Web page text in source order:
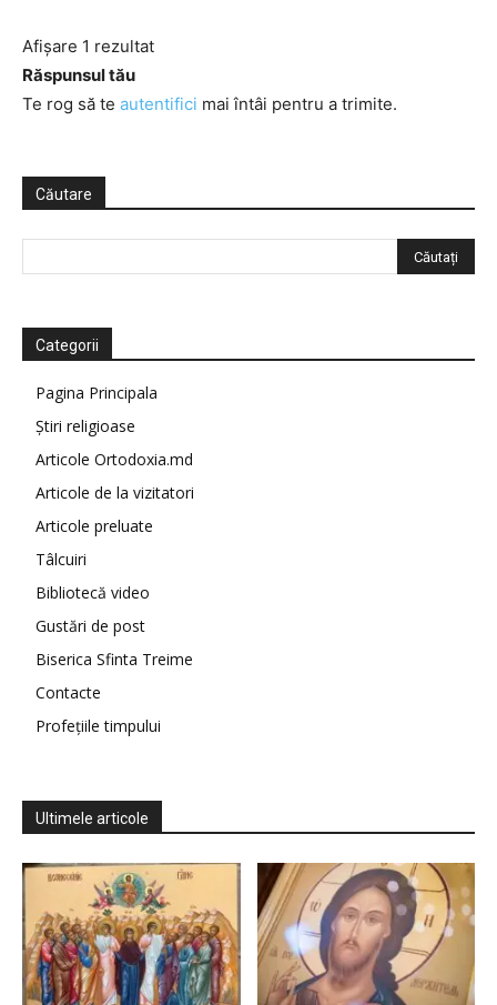
Afișare 1 rezultat
Răspunsul tău
Te rog să te autentifici mai întâi pentru a trimite.
Căutare
Categorii
Pagina Principala
Știri religioase
Articole Ortodoxia.md
Articole de la vizitatori
Articole preluate
Tâlcuiri
Bibliotecă video
Gustări de post
Biserica Sfinta Treime
Contacte
Profețiile timpului
Ultimele articole